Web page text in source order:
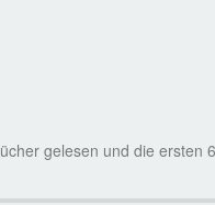
gelesen und die